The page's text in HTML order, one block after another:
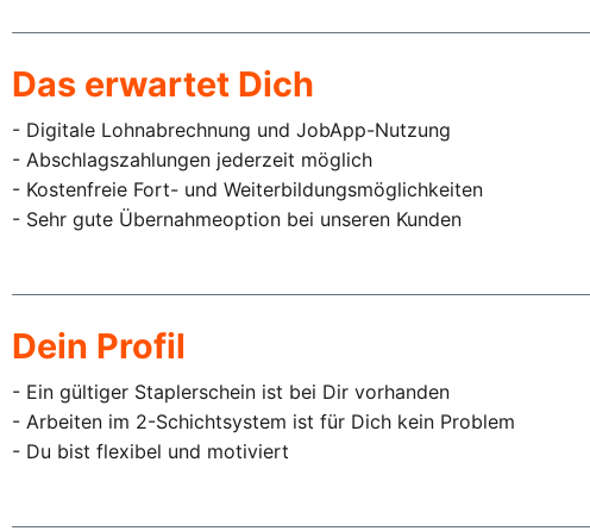
Das erwartet Dich
- Digitale Lohnabrechnung und JobApp-Nutzung
- Abschlagszahlungen jederzeit möglich
- Kostenfreie Fort- und Weiterbildungsmöglichkeiten
- Sehr gute Übernahmeoption bei unseren Kunden
Dein Profil
- Ein gültiger Staplerschein ist bei Dir vorhanden
- Arbeiten im 2-Schichtsystem ist für Dich kein Problem
- Du bist flexibel und motiviert